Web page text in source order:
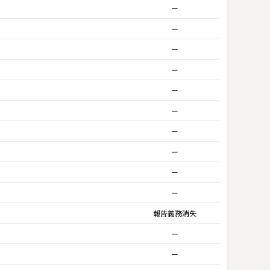
ー
ー
ー
ー
ー
ー
ー
ー
ー
ー
報告義務消失
ー
ー